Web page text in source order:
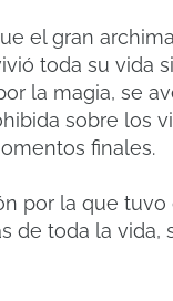
el gran
toda su vida
la magia, se
sobre los
finales.
por la que
de toda la vida,